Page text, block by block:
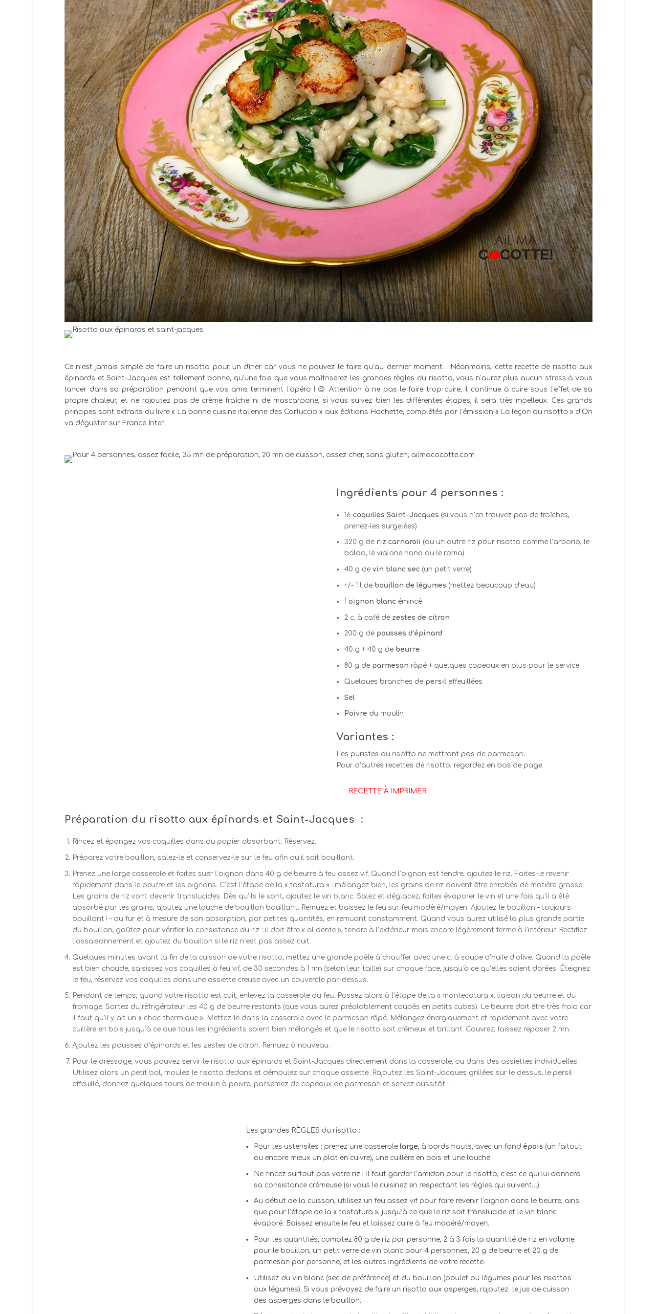
Ce n’est jamais simple de faire un risotto pour un dîner car vous ne pouvez le faire qu’au dernier moment… Néanmoins, cette recette de risotto aux
épinards et Saint-Jacques est tellement bonne, qu’une fois que vous maîtriserez les grandes règles du risotto, vous n’aurez plus aucun stress à vous
lancer dans sa préparation pendant que vos amis terminent l’apéro ! 😉 Attention à ne pas le faire trop cuire, il continue à cuire sous l’effet de sa
propre chaleur, et ne rajoutez pas de crème fraîche ni de mascarpone, si vous suivez bien les différentes étapes, il sera très moelleux. Ces grands
principes sont extraits du livre « La bonne cuisine italienne des Carluccio » aux éditions Hachette, complétés par l’émission « La leçon du risotto » d’On
va déguster sur France Inter.
Ingrédients pour 4 personnes :
16coquilles Saint-Jacques (si vous n’en trouvez pas de fraîches,
prenez-les surgelées)
320 g de riz carnaroli (ou un autre riz pour risotto comme l’arborio, le
baldo, le vialone nano ou le roma)
40 g devin blanc sec (un petit verre)
+/- 1 l de bouillon de légumes (mettez beaucoup d’eau)
1oignon blanc émincé
2 c. à café de zestes de citron
200 g de pousses d’épinard
40 g + 40 g de beurre
80 g de parmesan râpé + quelques copeaux en plus pour le service
Quelques branches de persil effeuillées
Sel
Poivre du moulin
Variantes :
Les puristes du risotto ne mettront pas de parmesan.
Pour d’autres recettes de risotto, regardez en bas de page.
RECETTE À IMPRIMER
Préparation du risotto aux épinards et Saint-Jacques :
Rincez et épongez vos coquilles dans du papier absorbant. Réservez.
Préparez votre bouillon, salez-le et conservez-le sur le feu afin qu’il soit bouillant.
Prenez une large casserole et faites suer l’oignon dans 40 g de beurre à feu assez vif. Quand l’oignon est tendre, ajoutez le riz. Faites-le revenir
rapidement dans le beurre et les oignons. C’est l’étape de la « tostatura » : mélangez bien, les grains de riz doivent être enrobés de matière grasse.
Les grains de riz vont devenir translucides. Dès qu’ils le sont, ajoutez le vin blanc. Salez et déglacez, faites évaporer le vin et une fois qu’il a été
absorbé par les grains, ajoutez une louche de bouillon bouillant. Remuez et baissez le feu sur feu modéré/moyen. Ajoutez le bouillon – toujours
bouillant ! – au fur et à mesure de son absorption, par petites quantités, en remuant constamment. Quand vous aurez utilisé la plus grande partie
du bouillon, goûtez pour vérifier la consistance du riz : il doit être « al dente », tendre à l’extérieur mais encore légèrement ferme à l’intérieur. Rectifiez
l’assaisonnement et ajoutez du bouillon si le riz n’est pas assez cuit.
Quelques minutes avant la fin de la cuisson de votre risotto, mettez une grande poêle à chauffer avec une c. à soupe d’huile d’olive. Quand la poêle
est bien chaude, saisissez vos coquilles à feu vif, de 30 secondes à 1 mn (selon leur taille) sur chaque face, jusqu’à ce qu’elles soient dorées. Éteignez
le feu, réservez vos coquilles dans une assiette creuse avec un couvercle par-dessus.
Pendant ce temps, quand votre risotto est cuit, enlevez la casserole du feu. Passez alors à l’étape de la « mantecatura », liaison du beurre et du
fromage. Sortez du réfrigérateur les 40 g de beurre restants (que vous aurez préalablement coupés en petits cubes). Le beurre doit être très froid car
il faut qu’il y ait un « choc thermique ». Mettez-le dans la casserole avec le parmesan râpé. Mélangez énergiquement et rapidement avec votre
cuillère en bois jusqu’à ce que tous les ingrédients soient bien mélangés et que le risotto soit crémeux et brillant. Couvrez, laissez reposer 2 mn.
Ajoutez les pousses d’épinards et les zestes de citron. Remuez à nouveau.
Pour le dressage, vous pouvez servir le risotto aux épinards et Saint-Jacques directement dans la casserole, ou dans des assiettes individuelles.
Utilisez alors un petit bol, moulez le risotto dedans et démoulez sur chaque assiette. Rajoutez les Saint-Jacques grillées sur le dessus, le persil
effeuillé, donnez quelques tours de moulin à poivre, parsemez de copeaux de parmesan et servez aussitôt !
Les grandes RÈGLES du risotto :
Pour les ustensiles : prenez une casserole large, à bords hauts, avec un fond épais (un faitout
ou encore mieux un plat en cuivre), une cuillère en bois et une louche.
Ne rincez surtout pas votre riz ! Il faut garder l’amidon pour le risotto, c’est ce qui lui donnera
sa consistance crémeuse (si vous le cuisinez en respectant les règles qui suivent…).
Au début de la cuisson, utilisez un feu assez vif pour faire revenir l’oignon dans le beurre, ainsi
que pour l’étape de la « tostatura », jusqu’à ce que le riz soit translucide et le vin blanc
évaporé. Baissez ensuite le feu et laissez cuire à feu modéré/moyen.
Pour les quantités, comptez 80 g de riz par personne, 2 à 3 fois la quantité de riz en volume
pour le bouillon, un petit verre de vin blanc pour 4 personnes, 20 g de beurre et 20 g de
parmesan par personne, et les autres ingrédients de votre recette.
Utilisez du vin blanc (sec de préférence) et du bouillon (poulet ou légumes pour les risottos
aux légumes). Si vous prévoyez de faire un risotto aux asperges, rajoutez le jus de cuisson
des asperges dans le bouillon.